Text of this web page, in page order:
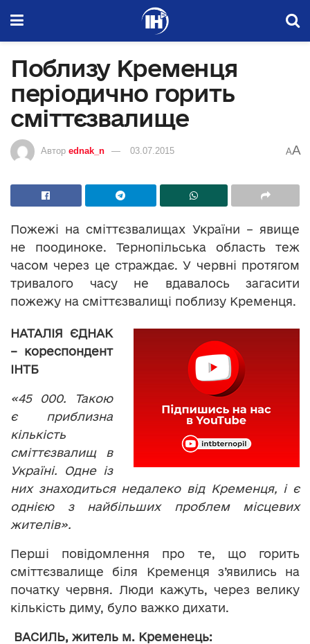
Поблизу Кременця
періодично горить
сміттєзвалище
Автор ednak_n 03.07.2015 AA
Пожежі на сміттєзвалищах України – явище
не поодиноке. Тернопільська область теж
часом через це страждає. У червні протягом
тривалого часу не вдавалось загасити
пожежу на сміттєзвалищі поблизу Кременця.
НАТАЛІЯ ЄДНАК
– кореспондент
ІНТБ
«45 000. Такою
є приблизна
кількість
сміттєзвалищ в
Україні. Одне із
них знаходиться недалеко від Кременця, і є
однією з найбільших проблем місцевих
жителів».
Перші повідомлення про те, що горить
сміттєзвалище біля Кременця з’явились на
початку червня. Люди кажуть, через велику
кількість диму, було важко дихати.
ВАСИЛЬ, житель м. Кременець: